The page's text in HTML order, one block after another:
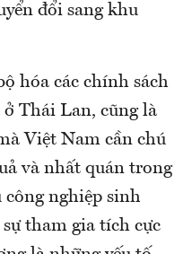
đổi sang khu
hóa các chính sách
ở Thái Lan, cũng là
Việt Nam cần chú
và nhất quán trong
nghiệp sinh
tham gia tích cực